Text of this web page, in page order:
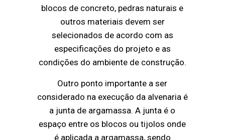
blocos de concreto, pedras naturais e
outros materiais devem ser
selecionados de acordo com as
especificações do projeto e as
condições do ambiente de construção.
Outro ponto importante a ser
considerado na execução da alvenaria é
a junta de argamassa. A junta é o
espaço entre os blocos ou tijolos onde
é aplicada a argamassa, sendo